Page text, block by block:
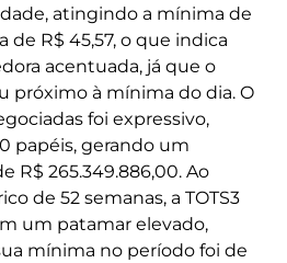
atingindo a mínima de
de R$ 45,57, o que indica
acentuada, já que o
próximo à mínima do dia. O
foi expressivo,
papéis, gerando um
R$ 265.349.886,00. Ao
de 52 semanas, a TOTS3
um patamar elevado,
mínima no período foi de